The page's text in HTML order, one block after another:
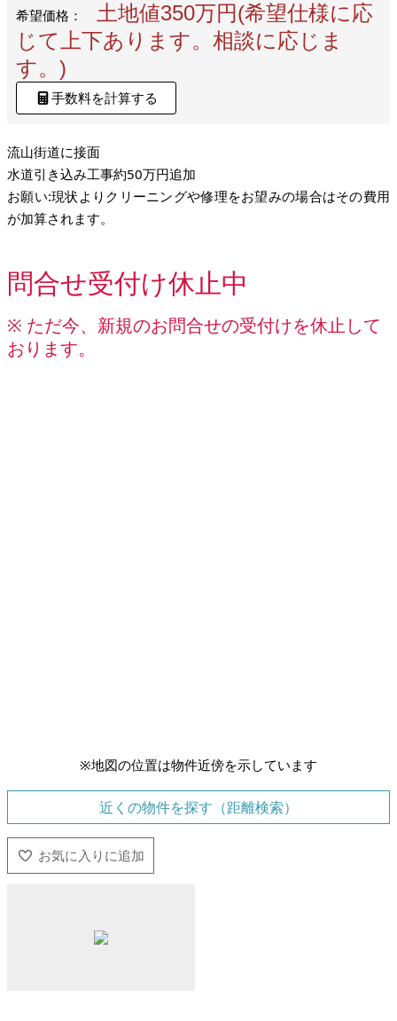
希望価格：
土地値350万円(希望仕様に応
じて上下あります。相談に応じま
す。)
手数料を計算する
流山街道に接面
水道引き込み工事約50万円追加
お願い:現状よりクリーニングや修理をお望みの場合はその費用
が加算されます。
問合せ受付け休止中
※ ただ今、新規のお問合せの受付けを休止して
おります。
※地図の位置は物件近傍を示しています
近くの物件を探す（距離検索）